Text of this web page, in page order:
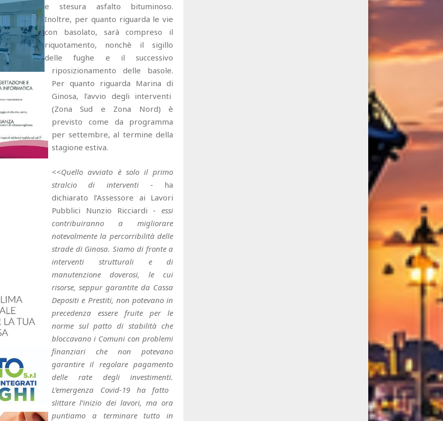
e stesura asfalto bituminoso.
Inoltre, per quanto riguarda le vie
con basolato, sarà compreso il
riquotamento, nonchè il sigillo
delle fughe e il successivo
riposizionamento delle basole.
Per quanto riguarda Marina di
Ginosa, l’avvio degli interventi
(Zona Sud e Zona Nord) è
previsto come da programma
per settembre, al termine della
stagione estiva.
<<Quello avviato è solo il primo
stralcio di interventi - ha
dichiarato l’Assessore ai Lavori
Pubblici Nunzio Ricciardi -essi
contribuiranno a migliorare
notevolmente la percorribilità delle
strade di Ginosa. Siamo di fronte a
interventi strutturali e di
manutenzione doverosi, le cui
risorse, seppur garantite da Cassa
Depositi e Prestiti, non potevano in
precedenza essere fruite per le
norme sul patto di stabilità che
bloccavano i Comuni con problemi
finanziari che non potevano
garantire il regolare pagamento
delle rate degli investimenti.
L’emergenza Covid-19 ha fatto
slittare l’inizio dei lavori, ma ora
puntiamo a terminare tutto in